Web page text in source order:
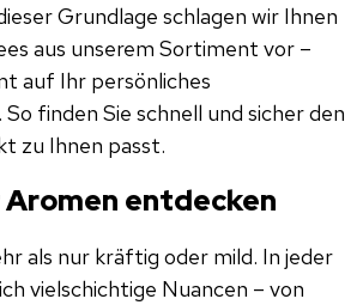
Grundlage schlagen wir Ihnen
aus unserem Sortiment vor –
auf Ihr persönliches
finden Sie schnell und sicher den
zu Ihnen passt.
entdecken
als nur kräftig oder mild. In jeder
vielschichtige Nuancen – von